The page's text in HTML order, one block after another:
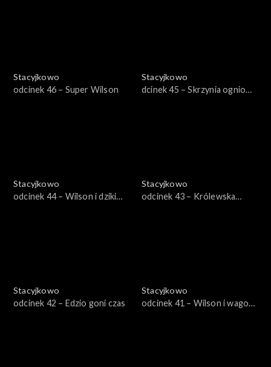
Stacyjkowo
odcinek 46 – Super Wilson
Stacyjkowo
dcinek 45 – Skrzynia ogniowa
Stacyjkowo
odcinek 44 – Wilson i dziki
Stacyjkowo
odcinek 43 – Królewska
Stacyjkowo
odcinek 42 – Edzio goni czas
Stacyjkowo
odcinek 41 – Wilson i wagon